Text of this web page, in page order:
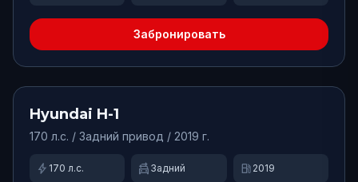
Забронировать
Доступно
от5300₽/сут.
Hyundai H-1
170 л.с. / Задний привод / 2019 г.
bolt 170 л.с. swap_driving_apps Задний local_gas_station 2019